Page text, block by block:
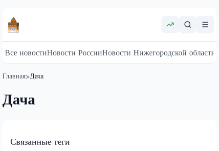
Все новостиНовости РоссииНовости Нижегородской области
Главная>Дача
Дача
Связанные теги